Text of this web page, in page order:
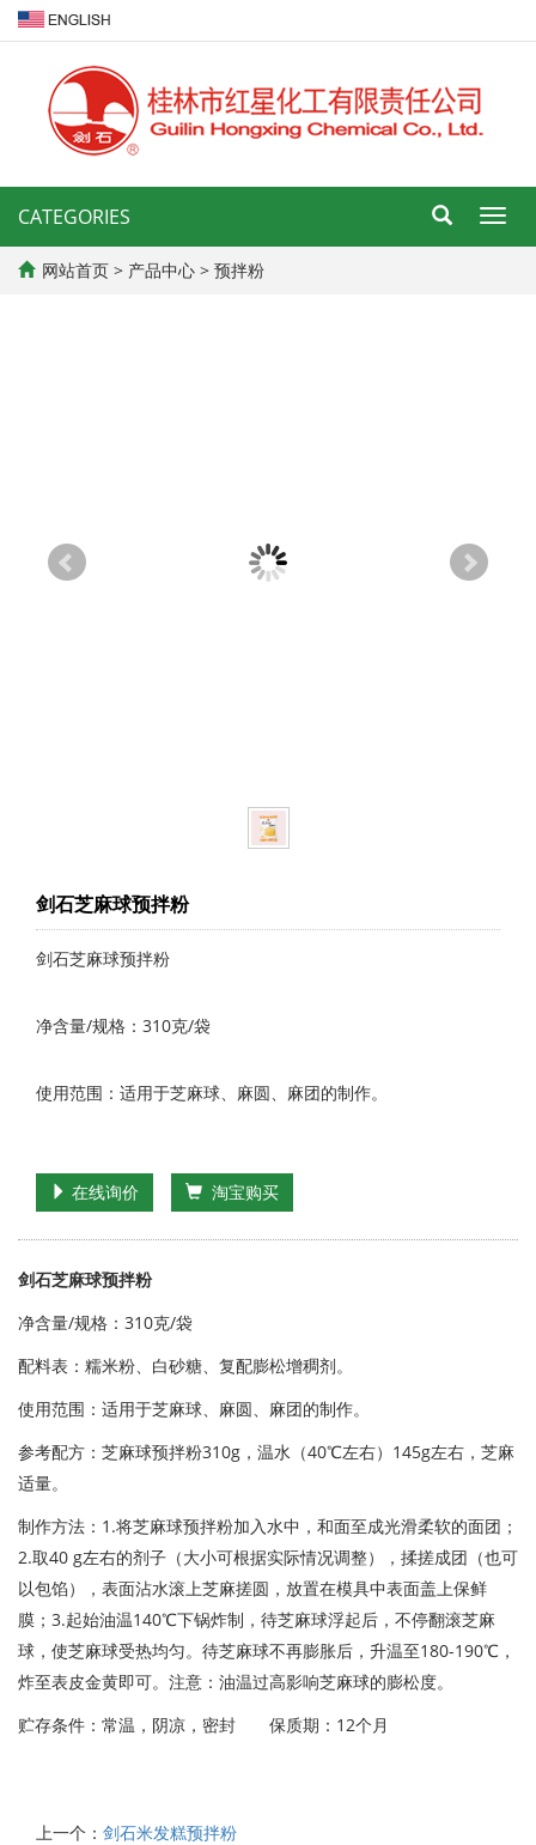
导
航
CATEGORIES
网站首页 > 产品中心 > 预拌粉
剑石芝麻球预拌粉
​剑石芝麻球预拌粉
净含量/规格：310克/袋
使用范围：适用于芝麻球、麻圆、麻团的制作。
在线询价 淘宝购买
剑石芝麻球预拌粉
净含量/规格：310克/袋
配料表：糯米粉、白砂糖、复配膨松增稠剂。
使用范围：适用于芝麻球、麻圆、麻团的制作。
参考配方：芝麻球预拌粉310g，温水（40℃左右）145g左右，芝麻
适量。
制作方法：1.将芝麻球预拌粉加入水中，和面至成光滑柔软的面团；
2.取40 g左右的剂子（大小可根据实际情况调整），揉搓成团（也可
以包馅），表面沾水滚上芝麻搓圆，放置在模具中表面盖上保鲜
膜；3.起始油温140℃下锅炸制，待芝麻球浮起后，不停翻滚芝麻
球，使芝麻球受热均匀。待芝麻球不再膨胀后，升温至180-190℃，
炸至表皮金黄即可。注意：油温过高影响芝麻球的膨松度。
贮存条件：常温，阴凉，密封 保质期：12个月
上一个： 剑石米发糕预拌粉